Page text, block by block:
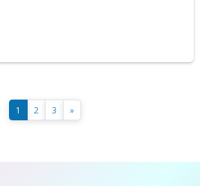
1 2 3 »